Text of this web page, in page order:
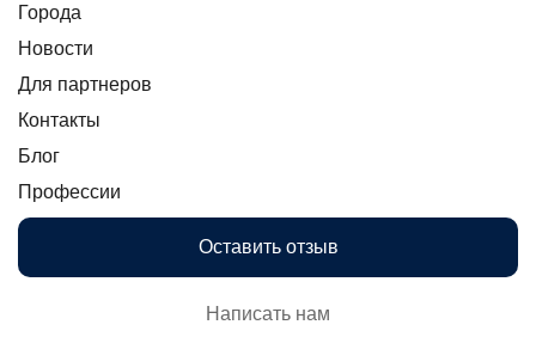
Города
Новости
Для партнеров
Контакты
Блог
Профессии
Оставить отзыв
Написать нам